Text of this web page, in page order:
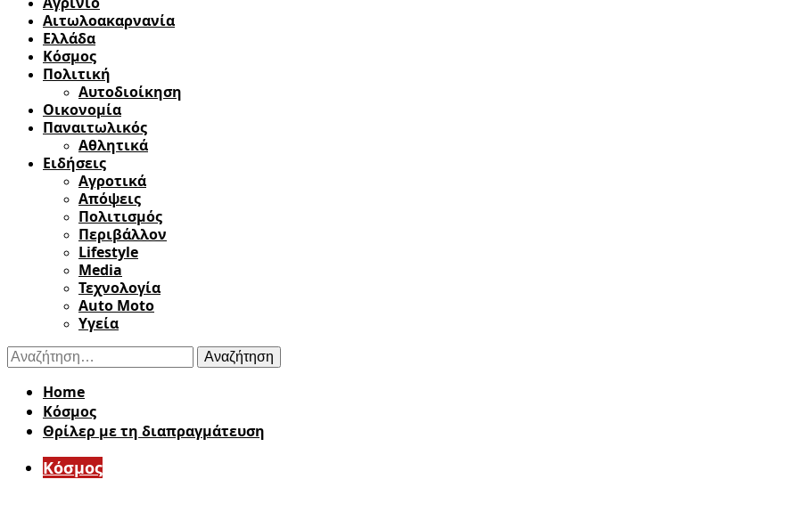
Αιτωλοακαρνανία
Ελλάδα
Κόσμος
Πολιτική
Αυτοδιοίκηση
Οικονομία
Παναιτωλικός
Αθλητικά
Ειδήσεις
Αγροτικά
Απόψεις
Πολιτισμός
Περιβάλλον
Lifestyle
Media
Τεχνολογία
Auto Moto
Υγεία
Αναζήτηση
για:
Home
Κόσμος
Θρίλερ με τη διαπραγμάτευση
Κόσμος